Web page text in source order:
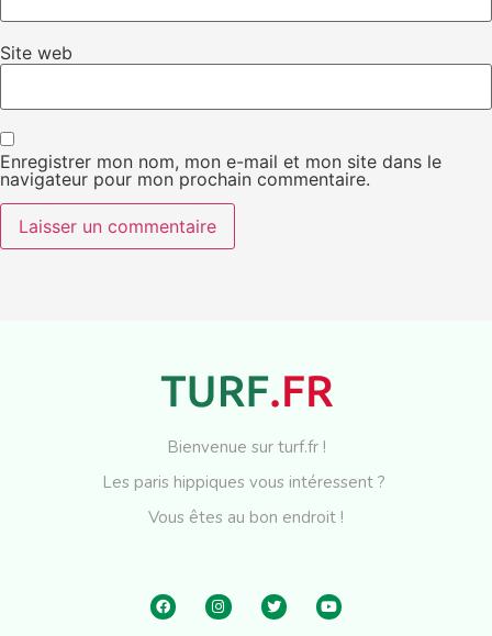
Site web
Enregistrer mon nom, mon e-mail et mon site dans le
navigateur pour mon prochain commentaire.
Bienvenue sur turf.fr !
Les paris hippiques vous intéressent ?
Vous êtes au bon endroit !